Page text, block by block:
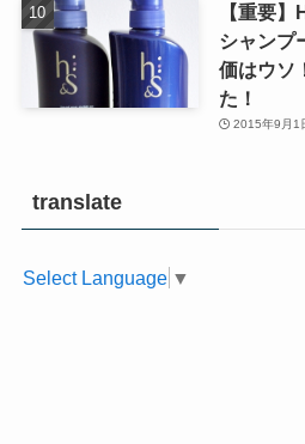
【重要
シャンプ
価はウソ
た！
2015年9月1
translate
Select Language ▼